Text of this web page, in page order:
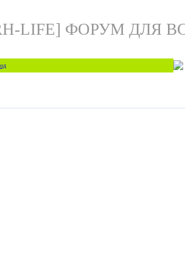
LIFE] ФОРУМ ДЛЯ